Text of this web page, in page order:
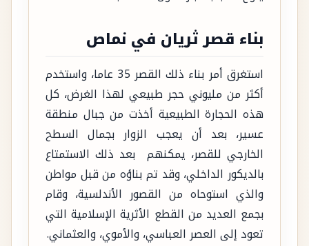
بناء قصر ثريان في نماص
استغرق أمر بناء ذلك القصر 35 عاما، واستخدم
أكثر من مليوني حجر طبيعي لهذا الغرض، كل
هذه الحجارة الطبيعية أخذت من جبال منطقة
عسير، بعد أن يعجب الزوار بجمال السطح
الخارجي للقصر، يمكنهم بعد ذلك الاستمتاع
بالديكور الداخلي، وقد تم بناؤه من قبل مواطن
والذي استوحاه من القصور الأندلسية، وقام
بجمع العديد من القطع الأثرية الإسلامية التي
تعود إلى العصر العباسي، والأموي، والعثماني.